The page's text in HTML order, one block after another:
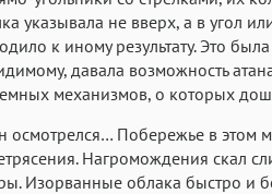
указывала не вверх, а в угол
к иному результату. Это
давала возможность
механизмов, о которых
осмотрелся… Побережье в этом
Нагромождения скал
Изорванные облака быстро и